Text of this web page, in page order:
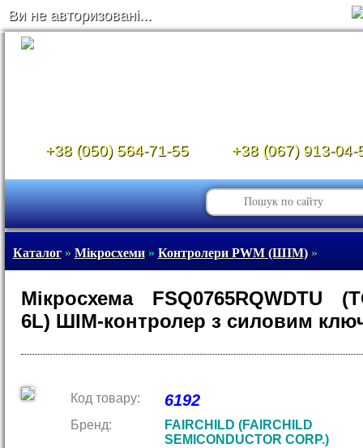
Ви не авторизовані...
+38 (050) 564-71-55 +38 (067) 913-04-
Каталог» Мікросхеми» Контролери PWM (ШІМ)»
Мікросхема FSQ0765RQWDTU
6L) ШІМ-контролер з силовим
Код товару: 6192
Бренд:
FAIRCHILD (FAIRCHILD
SEMICONDUCTOR CORP.)